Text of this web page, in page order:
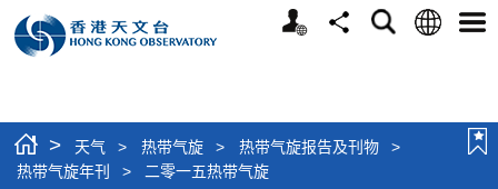
个
分
搜
语
选
> 天气 > 热带气旋 > 热带气旋报告及刊物
>
热带气旋年刊
> 二零一五热带气旋